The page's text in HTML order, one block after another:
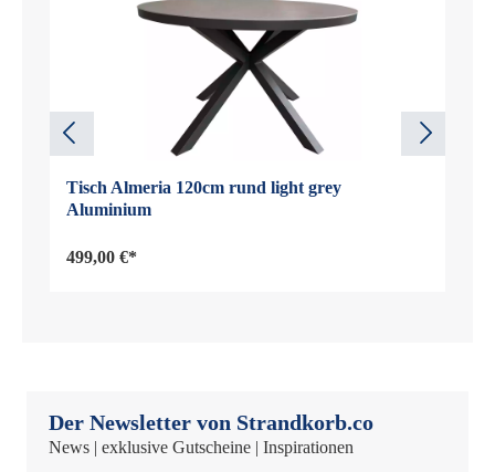
Tisch Almeria 120cm rund light grey
Aluminium
499,00 €*
Der Newsletter von Strandkorb.co
News | exklusive Gutscheine | Inspirationen